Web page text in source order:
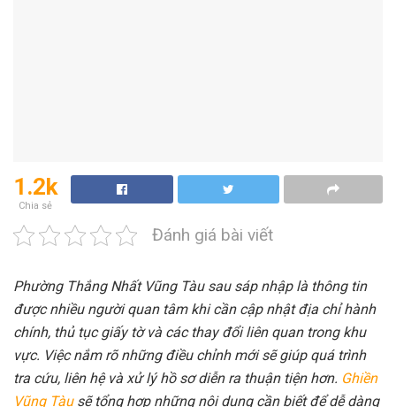
1.2k
Chia sẻ
Đánh giá bài viết
Phường Thắng Nhất Vũng Tàu sau sáp nhập là thông tin
được nhiều người quan tâm khi cần cập nhật địa chỉ hành
chính, thủ tục giấy tờ và các thay đổi liên quan trong khu
vực. Việc nắm rõ những điều chỉnh mới sẽ giúp quá trình
tra cứu, liên hệ và xử lý hồ sơ diễn ra thuận tiện hơn. Ghiền
Vũng Tàusẽ tổng hợp những nội dung cần biết để dễ dàng